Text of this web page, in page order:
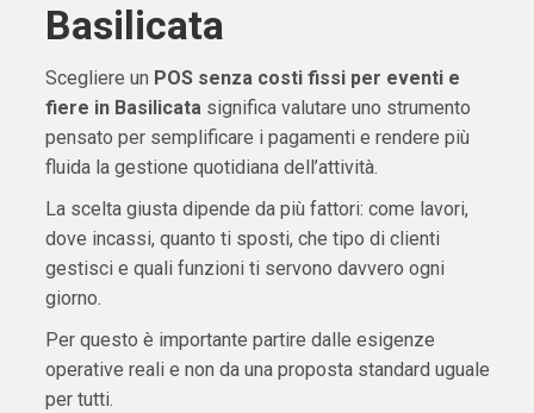
Basilicata
Scegliere un POS senza costi fissi per eventi e
fiere in Basilicatasignifica valutare uno strumento
pensato per semplificare i pagamenti e rendere più
fluida la gestione quotidiana dell’attività.
La scelta giusta dipende da più fattori: come lavori,
dove incassi, quanto ti sposti, che tipo di clienti
gestisci e quali funzioni ti servono davvero ogni
giorno.
Per questo è importante partire dalle esigenze
operative reali e non da una proposta standard uguale
per tutti.